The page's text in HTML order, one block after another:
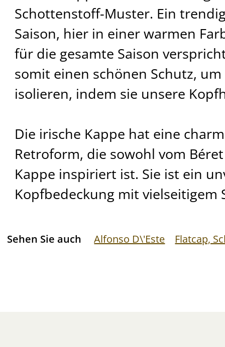
Schottenstoff-Muster. Ein
Saison, hier in einer warmen
für die gesamte Saison
somit einen schönen Schutz,
isolieren, indem sie unsere
Die irische Kappe hat eine
Retroform, die sowohl vom
Kappe inspiriert ist. Sie ist ein
Kopfbedeckung mit vielseitigem
Sehen Sie auch Alfonso D\'Este Flatcap,